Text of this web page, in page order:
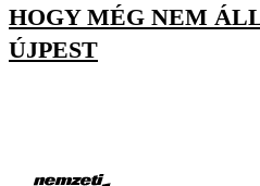
HOGY MÉG NEM
ÚJPEST